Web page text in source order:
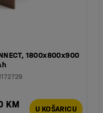
1800x800x900
KM U KOŠARICU